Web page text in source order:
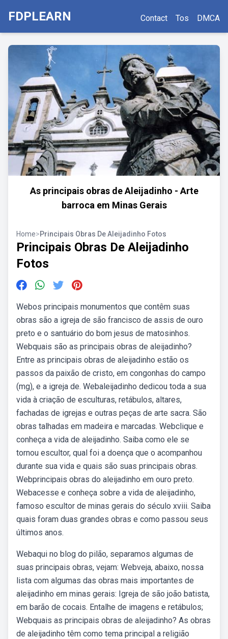
FDPLEARN Contact Tos DMCA
As principais obras de Aleijadinho - Arte
barroca em Minas Gerais
Home>Principais Obras De Aleijadinho Fotos
Principais Obras De Aleijadinho
Fotos
Webos principais monumentos que contêm suas
obras são a igreja de são francisco de assis de ouro
preto e o santuário do bom jesus de matosinhos.
Webquais são as principais obras de aleijadinho?
Entre as principais obras de aleijadinho estão os
passos da paixão de cristo, em congonhas do campo
(mg), e a igreja de. Webaleijadinho dedicou toda a sua
vida à criação de esculturas, retábulos, altares,
fachadas de igrejas e outras peças de arte sacra. São
obras talhadas em madeira e marcadas. Webclique e
conheça a vida de aleijadinho. Saiba como ele se
tornou escultor, qual foi a doença que o acompanhou
durante sua vida e quais são suas principais obras.
Webprincipais obras do aleijadinho em ouro preto.
Webacesse e conheça sobre a vida de aleijadinho,
famoso escultor de minas gerais do século xviii. Saiba
quais foram duas grandes obras e como passou seus
últimos anos.
Webaqui no blog do pilão, separamos algumas de
suas principais obras, vejam: Webveja, abaixo, nossa
lista com algumas das obras mais importantes de
aleijadinho em minas gerais: Igreja de são joão batista,
em barão de cocais. Entalhe de imagens e retábulos;
Webquais as principais obras de aleijadinho? As obras
de aleijadinho têm como tema principal a religião